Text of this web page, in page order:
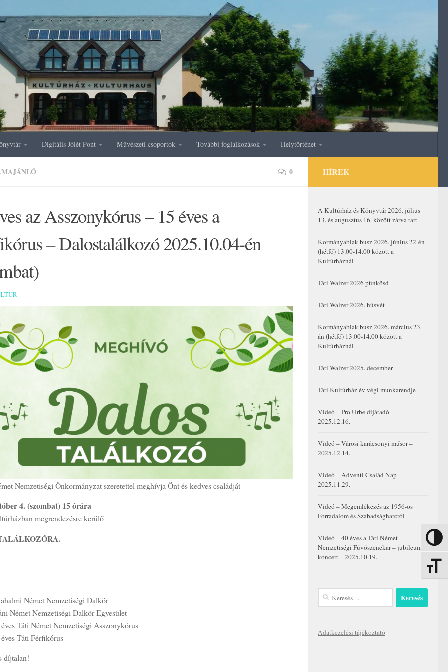
Nagy
Digitális Jólét Pont Művészeti csoportok További foglalkozások Helytörténet
0
az Asszonykórus – 15 éves a
– Dalostalálkozó 2025.10.04-én
Nemzetiségi Önkormányzat szeretettel meghívja Önt és kedves családját
4. (szombat) 15 órára
megrendezésre kerülő
Német Nemzetiségi Dalkör
Német Nemzetiségi Dalkör Egyesület
Táti Német Nemzetiségi Asszonykórus
Táti Férfikórus
díjtalan!
HÍREK
A Kultúrház és Könyvtár 2026. július
13. és augusztus 16. között zárva tart
Kormányablak-busz 2026. június 22-én
(hétfő) 13.00-14.00 között a
Kultúrháznál
Táti Walzer 2026 pünkösd
Táti Walzer 2026. húsvét
Kormányablak-busz 2026. március 23-
án (hétfő) 13.00-14.00 között a
Kultúrháznál
Táti Walzer 2025. december
Táti Kultúrház év végi munkarendje
Videó – Pro Urbe díjátadó –
2025.12.16.
Videó – Városi karácsonyi műsor –
2025.12.14.
Videó – Adventi Család Nap –
2025.11.29.
Videó – Megemlékezés az 1956-os
Forradalom és Szabadságharcról
Videó – 40 éves a Táti Német
Nemzetiségi Fúvószenekar – jubileumi
koncert – 2025.10.19.
Keresés:
Adatkezelési tájékoztató